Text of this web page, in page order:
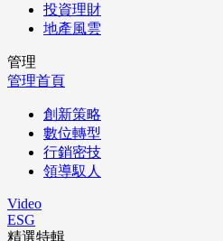
投資理財
地產風雲
管理
管理首頁
創新策略
數位轉型
行銷密技
領導馭人
Video
ESG
精選特輯